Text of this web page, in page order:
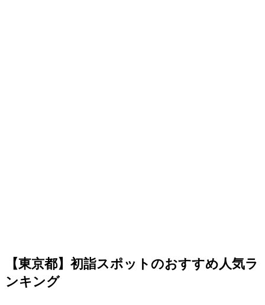
【東京都】初詣スポットのおすすめ人気ラ
ンキング